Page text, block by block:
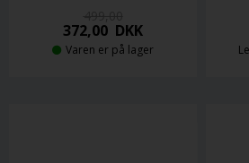
372,00 DKK
Varen er på lager